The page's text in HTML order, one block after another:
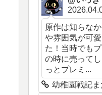
原作は知らな
や雰囲気が可
た！当時でも
の時に売って
っとプレミ...
幼稚園戦記ま